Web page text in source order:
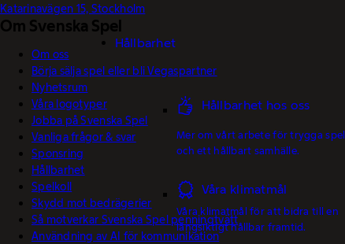
Hållbarhet
Hållbarhet hos oss
Mer om vårt arbete för trygga spel
och ett hållbart samhälle.
Våra klimatmål
Våra klimatmål för att bidra till en
långsiktigt hållbar framtid.
Katarinavägen 15, Stockholm
Om Svenska Spel
Om oss
Börja sälja spel eller bli Vegaspartner
Nyhetsrum
Våra logotyper
Jobba på Svenska Spel
Vanliga frågor & svar
Sponsring
Hållbarhet
Spelkoll
Skydd mot bedrägerier
Så motverkar Svenska Spel penningtvätt
Användning av AI för kommunikation